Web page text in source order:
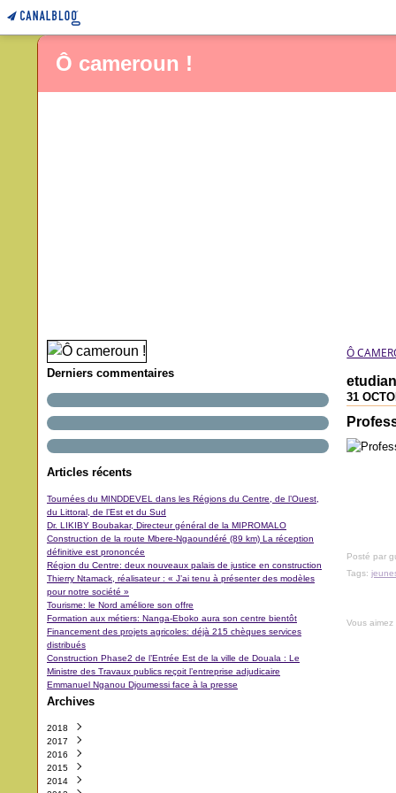
Ô cameroun !
Derniers commentaires
Articles récents
Tournées du MINDDEVEL dans les Régions du Centre, de l’Ouest,
du Littoral, de l’Est et du Sud
Dr. LIKIBY Boubakar, Directeur général de la MIPROMALO
Construction de la route Mbere-Ngaoundéré (89 km) La réception
définitive est prononcée
Région du Centre: deux nouveaux palais de justice en construction
Thierry Ntamack, réalisateur : « J’ai tenu à présenter des modèles
pour notre société »
Tourisme: le Nord améliore son offre
Formation aux métiers: Nanga-Eboko aura son centre bientôt
Financement des projets agricoles: déjà 215 chèques services
distribués
Construction Phase2 de l’Entrée Est de la ville de Douala : Le
Ministre des Travaux publics reçoit l’entreprise adjudicaire
Emmanuel Nganou Djoumessi face à la presse
Archives
2018
Octobre
Septembre
Août
Juillet
2017
Décembre
Novembre
Octobre
2016
Décembre
Novembre
2015
Décembre
2014
Ô
31
Posté par
Tags:
Vous aimez